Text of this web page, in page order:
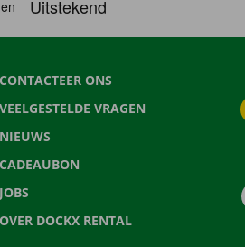
CONTACTEER ONS
VEELGESTELDE VRAGEN
NIEUWS
CADEAUBON
JOBS
OVER DOCKX RENTAL